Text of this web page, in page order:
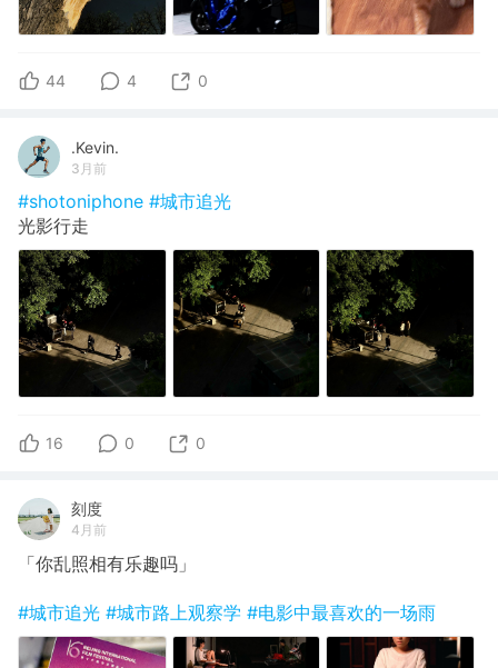
44 4 0
.Kevin.
3月前
#shotoniphone #城市追光
光影行走
16 0 0
刻度
4月前
「你乱照相有乐趣吗」
#城市追光 #城市路上观察学 #电影中最喜欢的一场雨